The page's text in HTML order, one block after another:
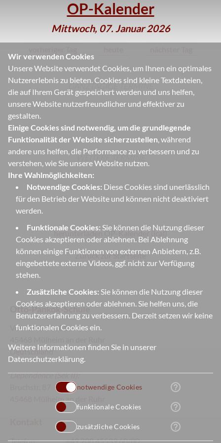
Wir verwenden Cookies
Unsere Website verwendet Cookies, um Ihnen ein optimales
Nutzererlebnis zu bieten. Cookies sind kleine Textdateien,
die auf Ihrem Gerät gespeichert werden und uns helfen,
unsere Website nutzerfreundlicher und effektiver zu
gestalten.
Einige Cookies sind notwendig, um die grundlegende
Funktionalität der Website sicherzustellen, während
andere uns helfen, die Performance zu verbessern und zu
verstehen, wie Sie unsere Website nutzen.
Ihre Wahlmöglichkeiten:
Notwendige Cookies: Diese Cookies sind unerlässlich
für den Betrieb der Website und können nicht deaktiviert
werden.
Funktionale Cookies: Sie können die Nutzung dieser
Cookies akzeptieren oder ablehnen. Bei Ablehnung
können einige Funktionen von externen Anbietern, z.B.
eingebettete externe Videos, ggf. nicht zur Verfügung
stehen.
Zusätzliche Cookies: Sie können die Nutzung dieser
Cookies akzeptieren oder ablehnen. Sie helfen uns, die
Benutzererfahrung zu verbessern. Derzeit setzen wir keine
funktionalen Cookies ein.
Weitere Informationen finden Sie in unserer
Datenschutzerklärung.
notwendige Cookies help_outline
funktionale Cookies help_outline
zusätzliche Cookies help_outline
OP-Kalender
Mittwoch, 07. Januar 2026
GANZTÄGIGE TERMINE
WEITERE TERMINE
herunterladen OP-Kalender (ical)
Zurück zur Startseite
Otto-Pankok-Schule
Von-Bock-Str. 81
Deutschland
Dependence(Sek II):
Telefon:
+49 208 45539 60/80